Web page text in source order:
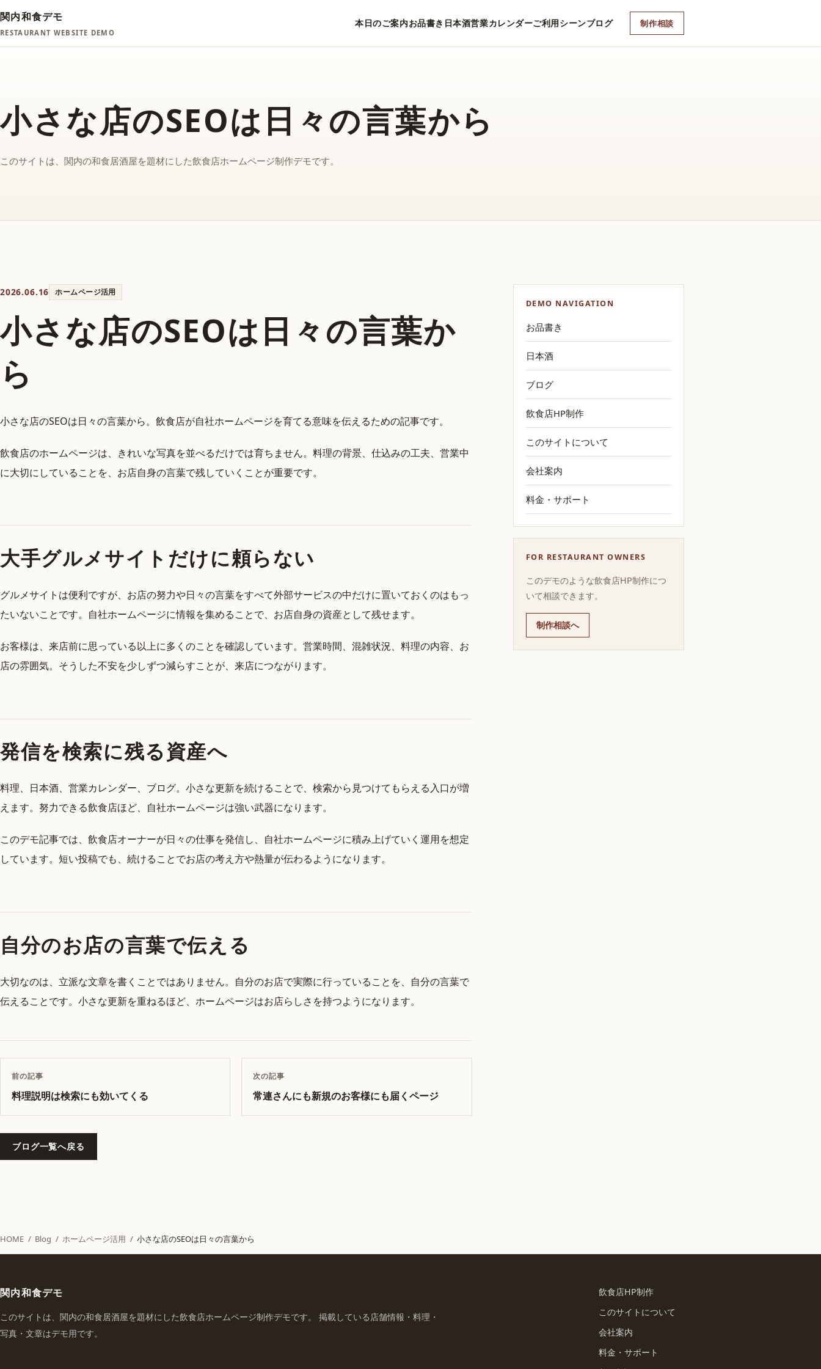
関内和食デモ
RESTAURANT WEBSITE DEMO
本日のご案内お品書き 日本酒営業カレンダーご利用シーンブログ 制作相談
小さな店のSEOは日々の言葉から
このサイトは、関内の和食居酒屋を題材にした飲食店ホームページ制作デモです。
2026.06.16 ホームページ活用
小さな店のSEOは日々の言葉か
ら
小さな店のSEOは日々の言葉から。飲食店が自社ホームページを育てる意味を伝えるための記事です。
飲食店のホームページは、きれいな写真を並べるだけでは育ちません。料理の背景、仕込みの工夫、営業中
に大切にしていることを、お店自身の言葉で残していくことが重要です。
大手グルメサイトだけに頼らない
グルメサイトは便利ですが、お店の努力や日々の言葉をすべて外部サービスの中だけに置いておくのはもっ
たいないことです。自社ホームページに情報を集めることで、お店自身の資産として残せます。
お客様は、来店前に思っている以上に多くのことを確認しています。営業時間、混雑状況、料理の内容、お
店の雰囲気。そうした不安を少しずつ減らすことが、来店につながります。
発信を検索に残る資産へ
料理、日本酒、営業カレンダー、ブログ。小さな更新を続けることで、検索から見つけてもらえる入口が増
えます。努力できる飲食店ほど、自社ホームページは強い武器になります。
このデモ記事では、飲食店オーナーが日々の仕事を発信し、自社ホームページに積み上げていく運用を想定
しています。短い投稿でも、続けることでお店の考え方や熱量が伝わるようになります。
自分のお店の言葉で伝える
大切なのは、立派な文章を書くことではありません。自分のお店で実際に行っていることを、自分の言葉で
伝えることです。小さな更新を重ねるほど、ホームページはお店らしさを持つようになります。
前の記事
料理説明は検索にも効いてくる
次の記事
常連さんにも新規のお客様にも届くページ
ブログ一覧へ戻る
DEMO NAVIGATION
お品書き
日本酒
ブログ
飲食店HP制作
このサイトについて
会社案内
料金・サポート
FOR RESTAURANT OWNERS
このデモのような飲食店HP制作につ
いて相談できます。
制作相談へ
HOME / Blog / ホームページ活用 / 小さな店のSEOは日々の言葉から
関内和食デモ
このサイトは、関内の和食居酒屋を題材にした飲食店ホームページ制作デモです。 掲載している店舗情報・料理・
写真・文章はデモ用です。
飲食店HP制作
このサイトについて
会社案内
料金・サポート